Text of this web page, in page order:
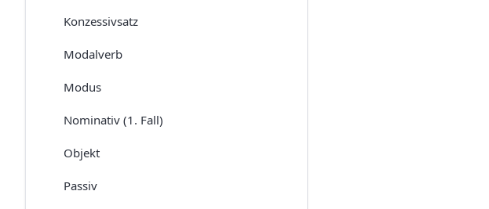
Konzessivsatz
Modalverb
Modus
Nominativ (1. Fall)
Objekt
Passiv